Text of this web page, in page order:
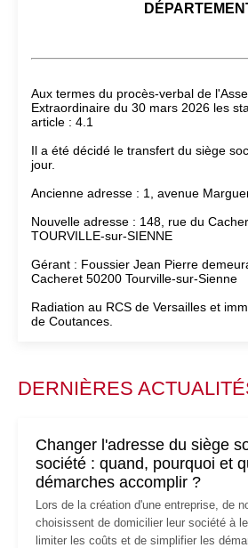
Aux termes du procès-verbal de
Extraordinaire du 30 mars 2026 les
article : 4.1
Il a été décidé le transfert du siège
jour.
Ancienne adresse : 1, avenue
Nouvelle adresse : 148, rue du
TOURVILLE-sur-SIENNE
Gérant : Foussier Jean Pierre
Cacheret 50200 Tourville-sur-Sienne
Radiation au RCS de Versailles et
de Coutances.
DERNIÈRES
Changer l'adresse du siège
société : quand, pourquoi et
démarches accomplir ?
Lors de la création d'une entreprise, de
choisissent de domicilier leur société à
limiter les coûts et de simplifier les